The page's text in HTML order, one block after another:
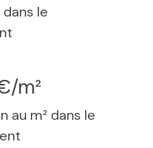
le
m²
au m² dans le